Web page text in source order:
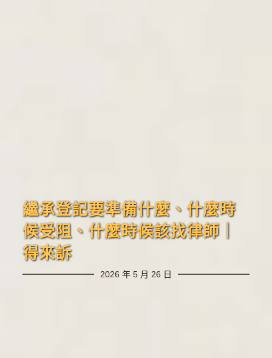
繼承登記要準備什麼、什麼時
候受阻、什麼時候該找律師｜
得來訴
2026 年 5 月 26 日